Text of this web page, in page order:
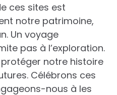
ces sites est
notre patrimoine,
Un voyage
pas à l’exploration.
protéger notre histoire
Célébrons ces
nous à les